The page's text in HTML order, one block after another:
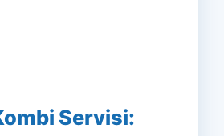
Servisi: